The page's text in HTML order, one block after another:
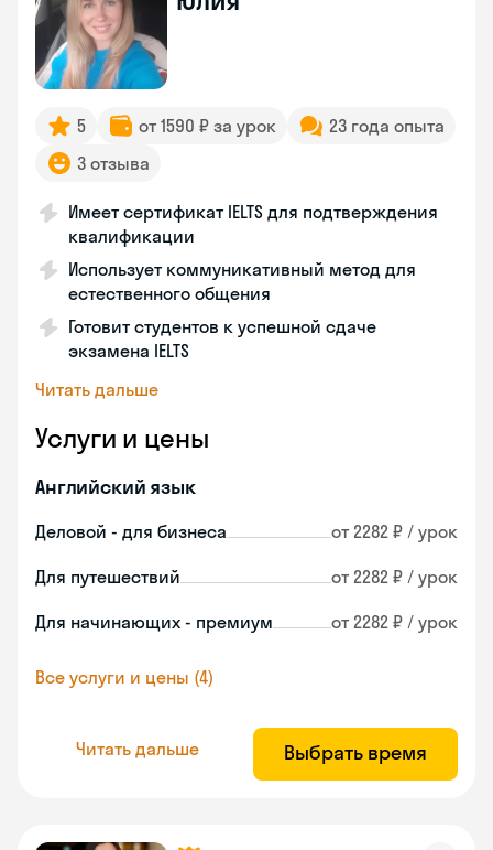
5 от 1590 ₽ за урок
23 года опыта
3 отзыва
Имеет сертификат IELTS для подтверждения
квалификации
Использует коммуникативный метод для
естественного общения
Готовит студентов к успешной сдаче
экзамена IELTS
Читать дальше
Услуги и цены
Английский язык
Деловой - для бизнеса от 2282 ₽ / урок
Для путешествий от 2282 ₽ / урок
Для начинающих - премиум от 2282 ₽ / урок
Все услуги и цены (4)
Читать дальше Выбрать время